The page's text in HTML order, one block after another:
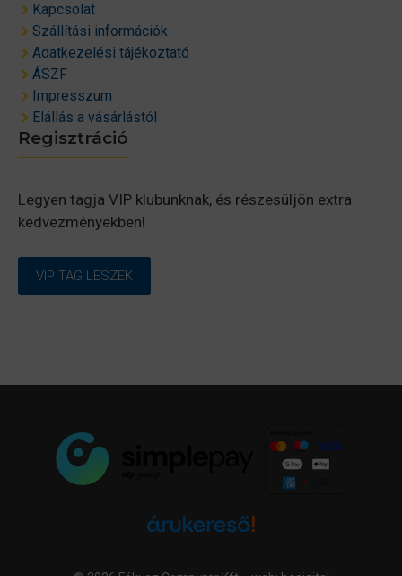
Kapcsolat
Szállítási információk
Adatkezelési tájékoztató
ÁSZF
Impresszum
Elállás a vásárlástól
Regisztráció
Legyen tagja VIP klubunknak, és részesüljön extra
kedvezményekben!
VIP TAG LESZEK